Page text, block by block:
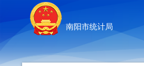
南阳市统计局